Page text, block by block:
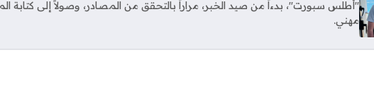
"أطلس سبورت"، بدءاً من صيد الخبر، مراراً بالتحقق من المصادر، وصولاً إلى كتابة
مهني.